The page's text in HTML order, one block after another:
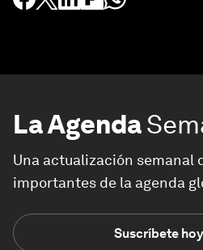
La Agenda
Una actualización semanal
importantes de la agenda
Suscríbete hoy